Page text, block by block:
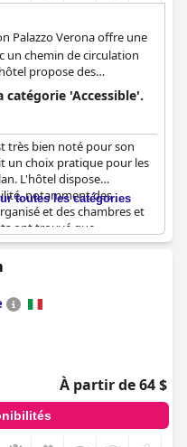
Palazzo Verona offre une
un chemin de circulation
propose des
accessibles, des
roulants avec Braille, et un
spécifiques des salles de
des toilettes, des
douche.
catégorie 'Accessible'.
très bien noté pour son
un choix pratique pour les
L'hôtel dispose
notamment des
et des chambres et
ont trouvé que
accessibles, et
encore l'accessibilité
soit apprécié pour
et rendre l'accès plus
que l'ascenseur, ancien
compte tenu du prix
mineur, qui inclut
la qualité du papier
Collection Palazzo Verona
jugé adapté à tous, ce qui
les clients ayant un large
toutes les catégories
À partir de 64 $